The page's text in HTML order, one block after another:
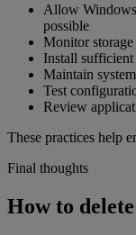
Allow
possible
Monitor
Install
Maintain
Test
Review
These practices help
Final thoughts
How to